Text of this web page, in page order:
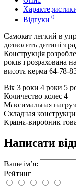
Відгуки 0
Самокат легкий в
дозволить дитині з
Конструкція
років і розрахована
висота керма 64-78-
Вік 3 роки 4 роки 5
Количество колес 4
Максимальная
Складная
Країна-виробник
Написати
Ваше ім’я:
Рейтинг